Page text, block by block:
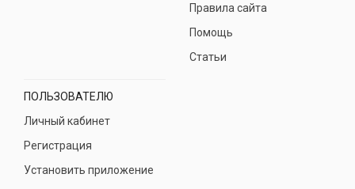
Правила сайта
Помощь
Статьи
ПОЛЬЗОВАТЕЛЮ
Личный кабинет
Регистрация
Установить приложение